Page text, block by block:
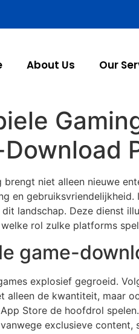
About Us Our
niet alleen nieuwe
en
landschap. Deze dienst
rol zulke platforms
game-
explosief gegroeid.
alleen de kwantiteit, maar
Store de hoofdrol
exclusieve